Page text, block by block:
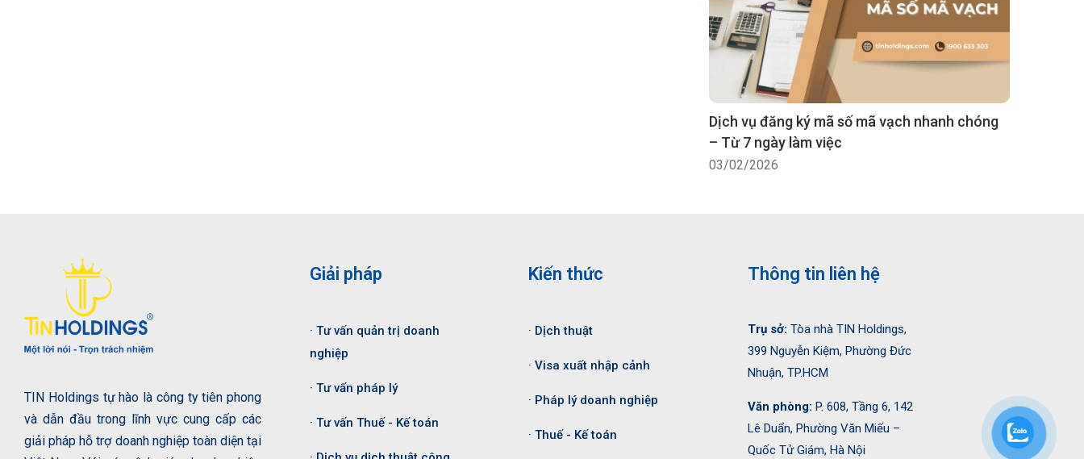
Dịch vụ đăng ký mã số mã vạch nhanh chóng
– Từ 7 ngày làm việc
03/02/2026
TIN Holdings tự hào là công ty tiên phong
và dẫn đầu trong lĩnh vực cung cấp các
giải pháp hỗ trợ doanh nghiệp toàn diện tại
Giải pháp
· Tư vấn quản trị doanh
nghiệp
· Tư vấn pháp lý
· Tư vấn Thuế - Kế toán
Kiến thức
· Dịch thuật
· Visa xuất nhập cảnh
· Pháp lý doanh nghiệp
· Thuế - Kế toán
Thông tin liên hệ
Trụ sở: Tòa nhà TIN Holdings,
399 Nguyễn Kiệm, Phường Đức
Nhuận, TP.HCM
Văn phòng: P. 608, Tầng 6, 142
Lê Duẩn, Phường Văn Miếu –
Quốc Tử Giám, Hà Nội